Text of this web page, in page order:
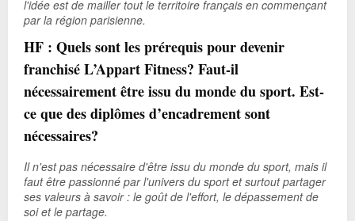
l'idée est de mailler tout le territoire français en commençant
par la région parisienne.
HF : Quels sont les prérequis pour devenir
franchisé L’Appart Fitness? Faut-il
nécessairement être issu du monde du sport. Est-
ce que des diplômes d’encadrement sont
nécessaires?
Il n'est pas nécessaire d'être issu du monde du sport, mais il
faut être passionné par l'univers du sport et surtout partager
ses valeurs à savoir : le goût de l'effort, le dépassement de
soi et le partage.